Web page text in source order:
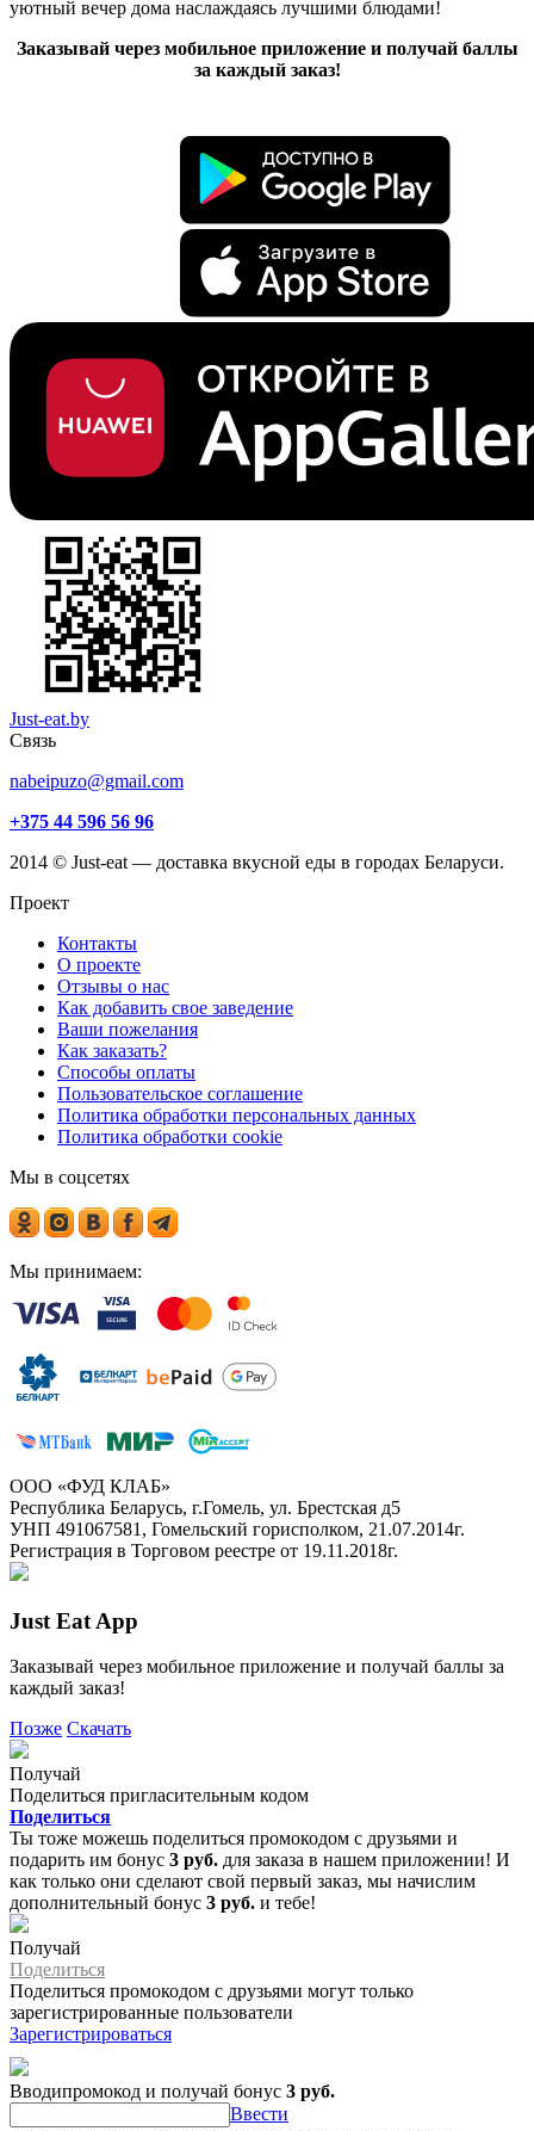
уютный вечер дома наслаждаясь лучшими блюдами!
Заказывай через мобильное приложение и получай баллы
за каждый заказ!
Just-eat.by
Связь
nabeipuzo@gmail.com
+375 44 596 56 96
2014 © Just-eat — доставка вкусной еды в городах Беларуси.
Проект
Контакты
О проекте
Отзывы о нас
Как добавить свое заведение
Ваши пожелания
Как заказать?
Способы оплаты
Пользовательское соглашение
Политика обработки персональных данных
Политика обработки cookie
Мы в соцсетях
Мы принимаем:
ООО «ФУД КЛАБ»
Республика Беларусь, г.Гомель, ул. Брестская д5
УНП 491067581, Гомельский горисполком, 21.07.2014г.
Регистрация в Торговом реестре от 19.11.2018г.
Just Eat App
Заказывай через мобильное приложение и получай баллы за
каждый заказ!
Позже Скачать
Получай
Поделиться пригласительным кодом
Поделиться
Ты тоже можешь поделиться промокодом с друзьями и
подарить им бонус 3 руб. для заказа в нашем приложении! И
как только они сделают свой первый заказ, мы начислим
дополнительный бонус 3 руб. и тебе!
Получай
Поделиться
Поделиться промокодом с друзьями могут только
зарегистрированные пользователи
Зарегистрироваться
Вводипромокод и получай бонус 3 руб.
Ввести